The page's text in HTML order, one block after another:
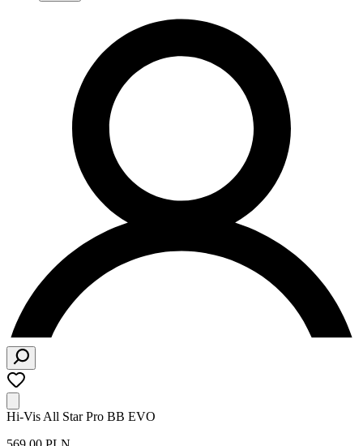
Hi-Vis All Star Pro BB EVO